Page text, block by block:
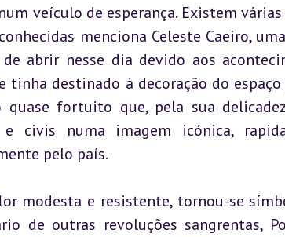
veículo de esperança. Existem
menciona Celeste Caeiro,
abrir nesse dia devido aos
tinha destinado à decoração do
quase fortuito que, pela sua
e civis numa imagem icónica,
pelo país.
modesta e resistente, tornou-se
de outras revoluções sangrentas,